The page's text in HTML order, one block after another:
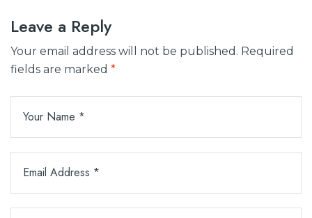
Leave a Reply
Your email address will not be published. Required
fields are marked *